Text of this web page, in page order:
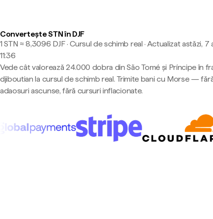
Convertește STN în DJF
1 STN ≈ 8,3096 DJF · Cursul de schimb real · Actualizat astăzi, 7
11:36
Vede cât valorează 24.000 dobra din São Tomé și Príncipe în
djiboutian la cursul de schimb real. Trimite bani cu Morse —
adaosuri ascunse, fără cursuri inflacionate.